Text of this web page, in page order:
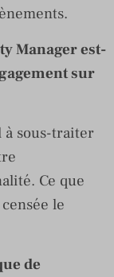
Manager est-
sur
à sous-traiter
Ce que
le
de